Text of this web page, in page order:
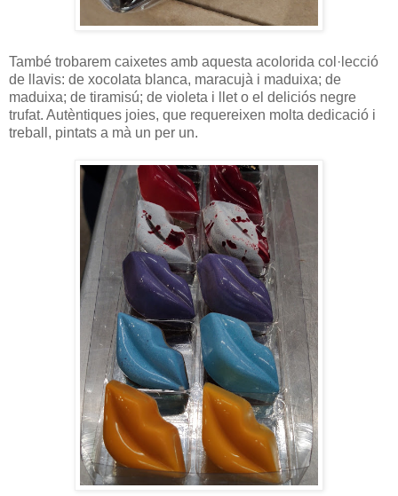
També trobarem caixetes amb aquesta acolorida col·lecció
de llavis: de xocolata blanca, maracujà i maduixa; de
maduixa; de tiramisú; de violeta i llet o el deliciós negre
trufat. Autèntiques joies, que requereixen molta dedicació i
treball, pintats a mà un per un.